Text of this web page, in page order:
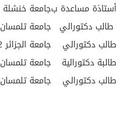
أستاذة مساعدة بجامعة خنشلة
طالب دكتورالي جامعة تلمسان
طالب دكتورالي
جامعة الجزائر 2
طالبة دكتورالية
جامعة تلمسان
طالب دكتورالي جامعة تلمسان